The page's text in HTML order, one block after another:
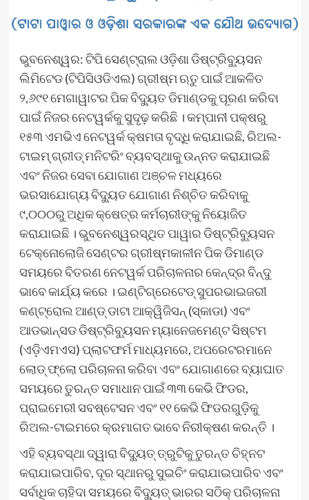
ଭୁବନେଶ୍ୱର: ଟିପି ସେଣ୍ଟ୍ରାଲ ଓଡ଼ିଶା ଡିଷ୍ଟ୍ରିବ୍ୟୁସନ
ଲିମିଟେଡ (ଟିପିସିଓଡିଏଲ) ଗ୍ରୀଷ୍ମ ଋତୁ ପାଇଁ ଆକଳିତ
୨,୬୯୧ ମେଗାୱାଟର ପିକ ବିଦ୍ୟୁତ ଡିମାଣ୍ଡକୁ ପୂରଣ କରିବା
ପାଇଁ ନିଜର ନେଟୱର୍କକୁ ସୁଦୃଢ଼ କରିଛି । କମ୍ପାନୀ ପକ୍ଷରୁ
୧୫୩ ଏମଭିଏ ନେଟୱର୍କ କ୍ଷମତା ବୃଦ୍ଧି କରାଯାଇଛି, ରିଅଲ-
ଟାଇମ୍ ଗ୍ରୀଡ୍ ମନିଟରିଂ ବ୍ୟବସ୍ଥାକୁ ଉନ୍ନତ କରାଯାଇଛି
ଏବଂ ନିଜର ସେବା ଯୋଗାଣ ଅଞ୍ଚଳ ମଧ୍ୟରେ
ଭରସାଯୋଗ୍ୟ ବିଦ୍ୟୁତ ଯୋଗାଣ ନିଶ୍ଚିତ କରିବାକୁ
୯,୦୦୦ରୁ ଅଧିକ କ୍ଷେତ୍ର କର୍ମଚାରୀଙ୍କୁ ନିୟୋଜିତ
କରାଯାଇଛି । ଭୁବନେଶ୍ୱରସ୍ଥିତ ପାୱାର ଡିଷ୍ଟ୍ରିବ୍ୟୁସନ
ଟେକ୍ନୋଲୋଜି ସେଣ୍ଟର ଗ୍ରୀଷ୍ମକାଳୀନ ପିକ ଡିମାଣ୍ଡ
ସମୟରେ ବିତରଣ ନେଟୱର୍କ ପରିଚାଳନାର କେନ୍ଦ୍ର ବିନ୍ଦୁ
ଭାବେ କାର୍ଯ୍ୟ କରେ । ଇଣ୍ଟିଗ୍ରେଟେଡ୍ ସୁପରଭାଇଜରୀ
କଣ୍ଟ୍ରୋଲ ଆଣ୍ଡ୍ ଡାଟା ଆକ୍ୱିଜିସନ୍ (ସ୍କାଡା) ଏବଂ
ଆଡଭାନ୍ସଡ ଡିଷ୍ଟ୍ରିବ୍ୟୁସନ ମ୍ୟାନେଜମେଣ୍ଟ ସିଷ୍ଟମ
(ଏଡ଼ିଏମଏସ) ପ୍ଲାଟଫର୍ମ ମାଧ୍ୟମରେ, ଅପରେଟରମାନେ
ଲୋଡ୍ ଫ୍ଲୋ ପରିଚାଳନା କରିବା ଏବଂ ଯୋଗାଣରେ ବ୍ୟାଘାତ
ସମୟରେ ତୁରନ୍ତ ସମାଧାନ ପାଇଁ ୩୩ କେଭି ଫିଡର,
ପ୍ରାଇମେରୀ ସବଷ୍ଟେସନ ଏବଂ ୧୧ କେଭି ଫିଡରଗୁଡ଼ିକୁ
ରିଅଲ-ଟାଇମରେ କ୍ରମାଗତ ଭାବେ ନିରୀକ୍ଷଣ କରନ୍ତି ।
ଏହି ବ୍ୟବସ୍ଥା ଦ୍ୱାରା ବିଦ୍ୟୁତ୍ ତ୍ରୁଟିକୁ ତୁରନ୍ତ ଚିହ୍ନଟ
କରାଯାଇପାରିବ, ଦୂର ସ୍ଥାନରୁ ସୁଇଚିଂ କରାଯାଇପାରିବ ଏବଂ
ସର୍ବାଧିକ ଚାହିଦା ସମୟରେ ବିଦ୍ୟୁତ୍ ଭାରର ସଠିକ୍ ପରିଚାଳନା